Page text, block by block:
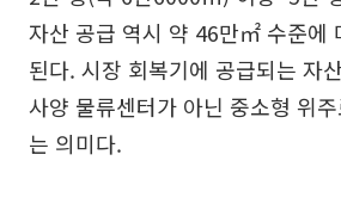
자산 공급 역시 약 46만㎡ 수준에
된다. 시장 회복기에 공급되는 자
사양 물류센터가 아닌 중소형 위
는 의미다.